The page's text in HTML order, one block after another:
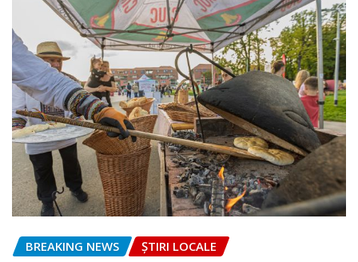
BREAKING NEWS ȘTIRI LOCALE